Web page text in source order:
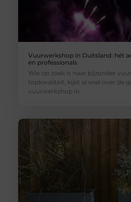
Vuurwerkshop in Duitsland: hét
en professionals
Wie op zoek is naar bijzonder
topkwaliteit, kijkt al snel over de
vuurwerkshop in